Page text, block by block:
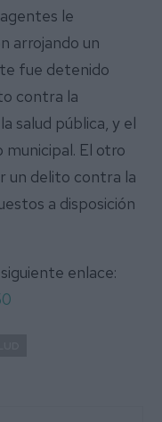
le
arrojando un
fue detenido
contra la
salud pública, y el
El otro
un delito contra la
a disposición
enlace: